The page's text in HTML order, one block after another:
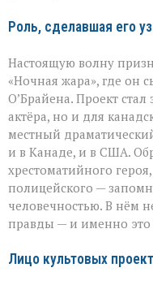
Роль, сделавшая его
Настоящую волну
«Ночная жара», где он
О’Брайена. Проект
актёра, но и для
местный
и в Канаде, и в США.
хрестоматийного
полицейского —
человечностью. В нём
правды — и именно это
Лицо культовых